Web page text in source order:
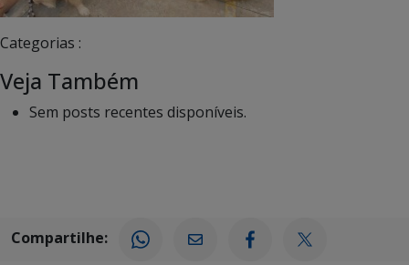
Categorias :
Veja Também
Sem posts recentes disponíveis.
Compartilhe: